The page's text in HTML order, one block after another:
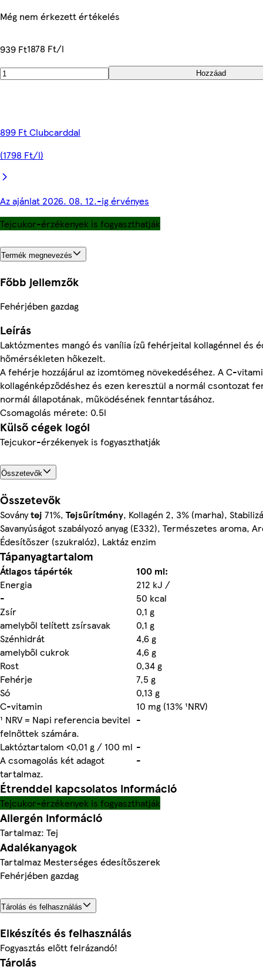
Még nem érkezett értékelés
939 Ft1878 Ft/l
Hozzáad
899 Ft Clubcarddal
(1798 Ft/l)
Az ajánlat 2026. 08. 12.-ig érvényes
Tejcukor-érzékenyek is fogyaszthatják
Termék megnevezés
Főbb jellemzők
Fehérjében gazdag
Leírás
Laktózmentes mangó és vanília ízű fehérjeital kollagénnel és
hőmérsékleten hőkezelt.
A fehérje hozzájárul az izomtömeg növekedéséhez. A C-
kollagénképződéshez és ezen keresztül a normál csontozat
normál állapotának, működésének fenntartásához.
Csomagolás mérete: 0.5l
Külső cégek logói
Tejcukor-érzékenyek is fogyaszthatják
Összetevők
Összetevők
Soványtej 71%, Tejsűrítmény, Kollagén 2, 3% (marha),
Savanyúságot szabályozó anyag (E332), Természetes aroma,
Édesítőszer (szukralóz), Laktáz enzim
Tápanyagtartalom
Átlagos tápérték
100 ml:
Energia
212 kJ /
-
50 kcal
Zsír
0,1 g
amelyből telített zsírsavak
0,1 g
Szénhidrát
4,6 g
amelyből cukrok
4,6 g
Rost
0,34 g
Fehérje
7,5 g
Só
0,13 g
C-vitamin
10 mg (13% ¹NRV)
¹ NRV = Napi referencia bevitel
felnőttek számára.
-
Laktóztartalom <0,01 g / 100 ml -
A csomagolás két adagot
tartalmaz.
-
Étrenddel kapcsolatos információ
Tejcukor-érzékenyek is fogyaszthatják
Allergén információ
Tartalmaz: Tej
Adalékanyagok
Tartalmaz Mesterséges édesítőszerek
Fehérjében gazdag
Tárolás és felhasználás
Elkészítés és felhasználás
Fogyasztás előtt felrázandó!
Tárolás